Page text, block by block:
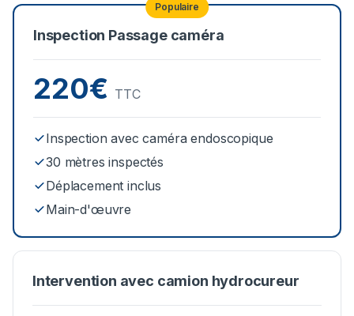
Populaire
Inspection Passage caméra
220€ TTC
Inspection avec caméra endoscopique
30 mètres inspectés
Déplacement inclus
Main-d'œuvre
Intervention avec camion hydrocureur